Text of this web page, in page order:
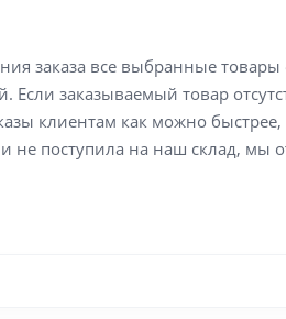
заказа все выбранные
заказываемый товар
клиентам как можно быстрее,
не поступила на наш склад, мы